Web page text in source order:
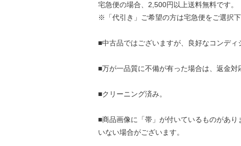
宅急便の場合、2,500円以上送料無料です。
※「代引き」ご希望の方は宅急便をご選択下
■中古品ではございますが、良好なコンディ
■万が一品質に不備が有った場合は、返金対
■クリーニング済み。
■商品画像に「帯」が付いているものがあ
いない場合がございます。